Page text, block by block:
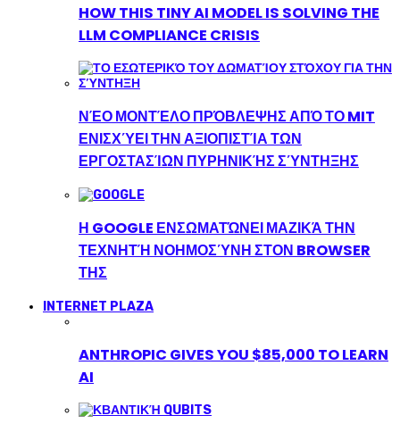
HOW THIS TINY AI MODEL IS SOLVING THE
LLM COMPLIANCE CRISIS
ΝΈΟ ΜΟΝΤΈΛΟ ΠΡΌΒΛΕΨΗΣ ΑΠΌ ΤΟ MIT
ΕΝΙΣΧΎΕΙ ΤΗΝ ΑΞΙΟΠΙΣΤΊΑ ΤΩΝ
ΕΡΓΟΣΤΑΣΊΩΝ ΠΥΡΗΝΙΚΉΣ ΣΎΝΤΗΞΗΣ
Η GOOGLE ΕΝΣΩΜΑΤΏΝΕΙ ΜΑΖΙΚΆ ΤΗΝ
ΤΕΧΝΗΤΉ ΝΟΗΜΟΣΎΝΗ ΣΤΟΝ BROWSER
ΤΗΣ
INTERNET PLAZA
ANTHROPIC GIVES YOU $85,000 TO LEARN
AI